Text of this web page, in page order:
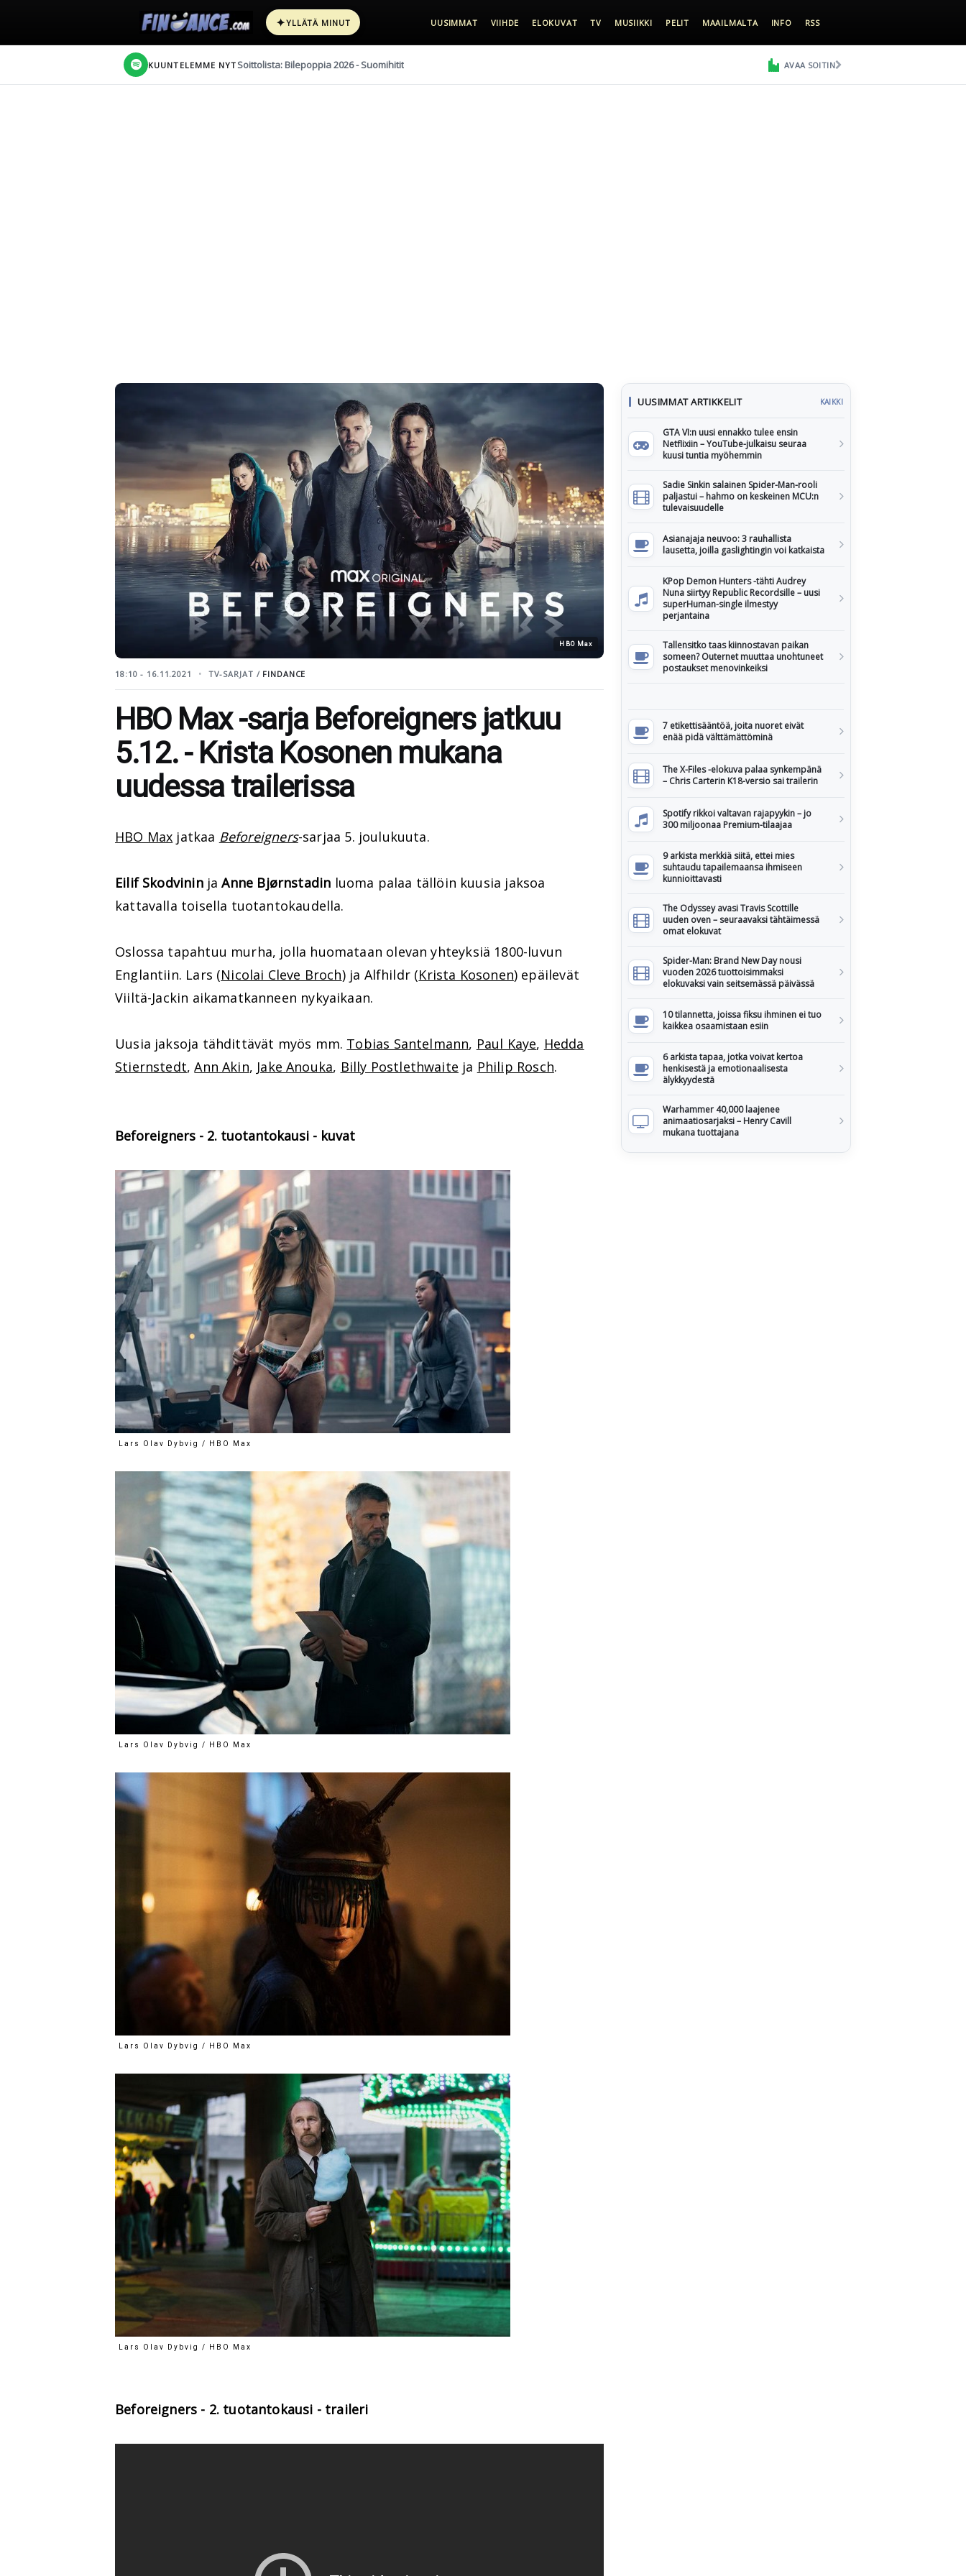
✦YLLÄTÄ MINUT UUSIMMAT VIIHDE ELOKUVAT TV MUSIIKKI PELIT MAAILMALTA INFO RSS
KUUNTELEMME NYT Soittolista: Bilepoppia 2026 - Suomihitit AVAA SOITIN
HBO Max
18:10 - 16.11.2021 TV-SARJAT / FINDANCE
HBO Max -sarja Beforeigners jatkuu
5.12. - Krista Kosonen mukana
uudessa trailerissa
HBO Max jatkaa Beforeigners-sarjaa 5. joulukuuta.
Eilif SkodvininjaAnne Bjørnstadin luoma palaa tällöin kuusia jaksoa
kattavalla toisella tuotantokaudella.
Oslossa tapahtuu murha, jolla huomataan olevan yhteyksiä 1800-luvun
Englantiin. Lars (Nicolai Cleve Broch) ja Alfhildr (Krista Kosonen) epäilevät
Viiltä-Jackin aikamatkanneen nykyaikaan.
Uusia jaksoja tähdittävät myös mm. Tobias Santelmann, Paul Kaye, Hedda
Stiernstedt,Ann Akin, Jake Anouka, Billy Postlethwaite ja Philip Rosch.
Beforeigners - 2. tuotantokausi - kuvat
Lars Olav Dybvig / HBO Max
Lars Olav Dybvig / HBO Max
Lars Olav Dybvig / HBO Max
Lars Olav Dybvig / HBO Max
Beforeigners - 2. tuotantokausi - traileri
UUSIMMAT ARTIKKELIT KAIKKI
GTA VI:n uusi ennakko tulee ensin
Netflixiin – YouTube-julkaisu seuraa
kuusi tuntia myöhemmin
Sadie Sinkin salainen Spider-Man-rooli
paljastui – hahmo on keskeinen MCU:n
tulevaisuudelle
Asianajaja neuvoo: 3 rauhallista
lausetta, joilla gaslightingin voi katkaista
KPop Demon Hunters -tähti Audrey
Nuna siirtyy Republic Recordsille – uusi
superHuman-single ilmestyy
perjantaina
Tallensitko taas kiinnostavan paikan
someen? Outernet muuttaa unohtuneet
postaukset menovinkeiksi
7 etikettisääntöä, joita nuoret eivät
enää pidä välttämättöminä
The X-Files -elokuva palaa synkempänä
– Chris Carterin K18-versio sai trailerin
Spotify rikkoi valtavan rajapyykin – jo
300 miljoonaa Premium-tilaajaa
9 arkista merkkiä siitä, ettei mies
suhtaudu tapailemaansa ihmiseen
kunnioittavasti
The Odyssey avasi Travis Scottille
uuden oven – seuraavaksi tähtäimessä
omat elokuvat
Spider-Man: Brand New Day nousi
vuoden 2026 tuottoisimmaksi
elokuvaksi vain seitsemässä päivässä
10 tilannetta, joissa fiksu ihminen ei tuo
kaikkea osaamistaan esiin
6 arkista tapaa, jotka voivat kertoa
henkisestä ja emotionaalisesta
älykkyydestä
Warhammer 40,000 laajenee
animaatiosarjaksi – Henry Cavill
mukana tuottajana